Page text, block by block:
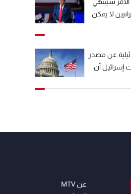
لا يمكن
عن مصدر
إسرائيل أن
عن MTV